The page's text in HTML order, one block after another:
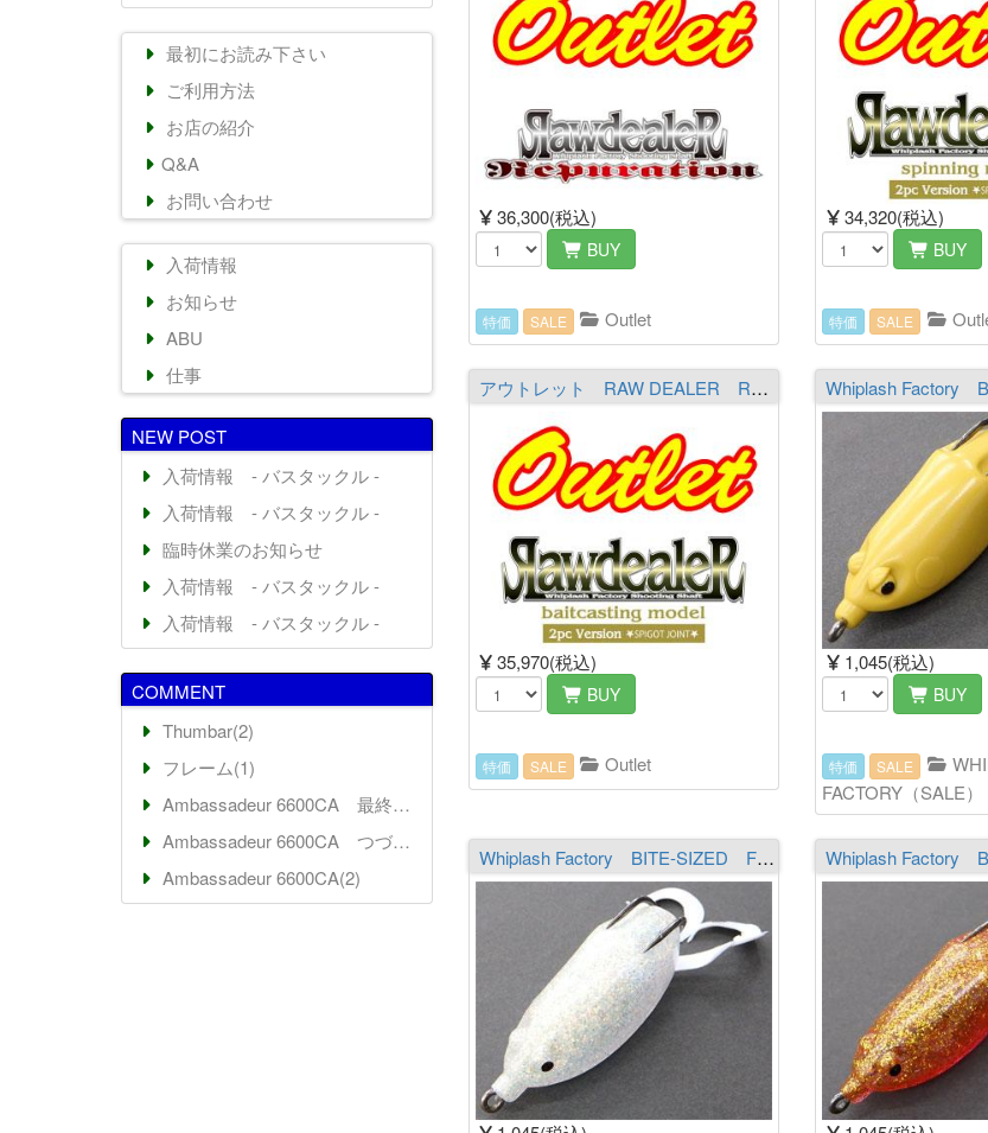
36,300(税込)
BUY
特価 SALE Outlet
34,320(税込)
BUY
特価 SALE
アウトレット RAW DEALER R611RL2［The Misdemeanor］ ※必ず商品詳細をご覧の上ご注文下さい。（送料￥1,700 ※沖縄除く）
35,970(税込)
BUY
特価 SALE Outlet
1,045(税込)
BUY
特価 SALE
FACTORY（SALE）
Whiplash Factory BITE-SIZED F19 クリア／レインボー
最初にお読み下さい
ご利用方法
お店の紹介
Q&A
お問い合わせ
入荷情報
お知らせ
ABU
仕事
NEW POST
入荷情報 - バスタックル -
入荷情報 - バスタックル -
臨時休業のお知らせ
入荷情報 - バスタックル -
入荷情報 - バスタックル -
COMMENT
Thumbar(2)
フレーム(1)
Ambassadeur 6600CA 最終回(7)
Ambassadeur 6600CA つづき(2)
Ambassadeur 6600CA(2)